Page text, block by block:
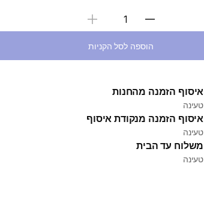
בחירת כמות
הוספה לסל הקניות
איסוף הזמנה מהחנות
טעינה
איסוף הזמנה מנקודת איסוף
טעינה
משלוח עד הבית
טעינה